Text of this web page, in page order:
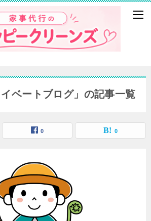
イベートブログ」の記事一覧
0 0